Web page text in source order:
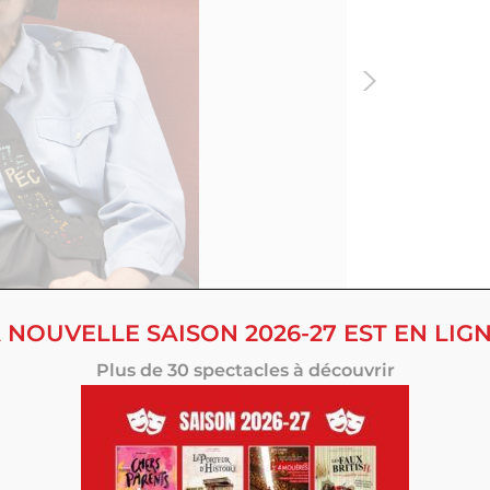
NOUVELLE SAISON 2026-27 EST EN
Plus de 30 spectacles à découvrir